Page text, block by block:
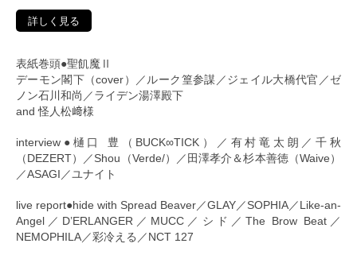
詳しく見る
表紙巻頭●聖飢魔Ⅱ
デーモン閣下（cover）／ルーク篁参謀／ジェイル大橋代官／ゼ
ノン石川和尚／ライデン湯澤殿下
and 怪人松﨑様
interview●樋口 豊（BUCK∞TICK）／有村竜太朗／千秋
（DEZERT）／Shou（Verde/）／田澤孝介＆杉本善徳（Waive）
／ASAGI／ユナイト
live report●hide with Spread Beaver／GLAY／SOPHIA／Like-an-
Angel／D’ERLANGER／MUCC／シド／The Brow Beat／
NEMOPHILA／彩冷える／NCT 127